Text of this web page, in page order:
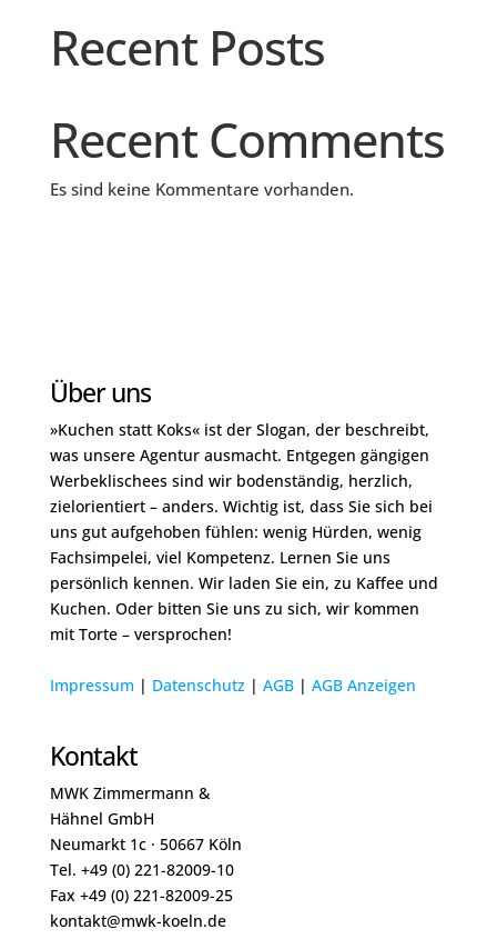
Recent Posts
Recent Comments
Es sind keine Kommentare vorhanden.
Über uns
»Kuchen statt Koks« ist der Slogan, der beschreibt,
was unsere Agentur ausmacht. Entgegen gängigen
Werbeklischees sind wir bodenständig, herzlich,
zielorientiert – anders. Wichtig ist, dass Sie sich bei
uns gut aufgehoben fühlen: wenig Hürden, wenig
Fachsimpelei, viel Kompetenz. Lernen Sie uns
persönlich kennen. Wir laden Sie ein, zu Kaffee und
Kuchen. Oder bitten Sie uns zu sich, wir kommen
mit Torte – versprochen!
Impressum | Datenschutz| AGB| AGB Anzeigen
Kontakt
MWK Zimmermann &
Hähnel GmbH
Neumarkt 1c · 50667 Köln
Tel. +49 (0) 221-82009-10
Fax +49 (0) 221-82009-25
kontakt@mwk-koeln.de